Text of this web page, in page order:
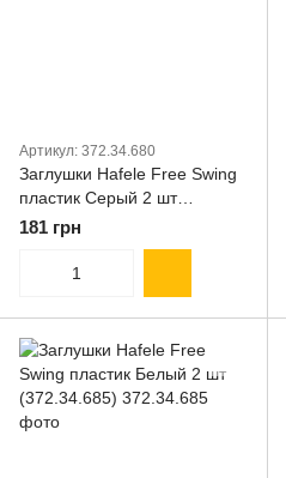
Артикул: 372.34.680
Заглушки Hafele Free Swing
пластик Серый 2 шт
(372.34.680)
181 грн